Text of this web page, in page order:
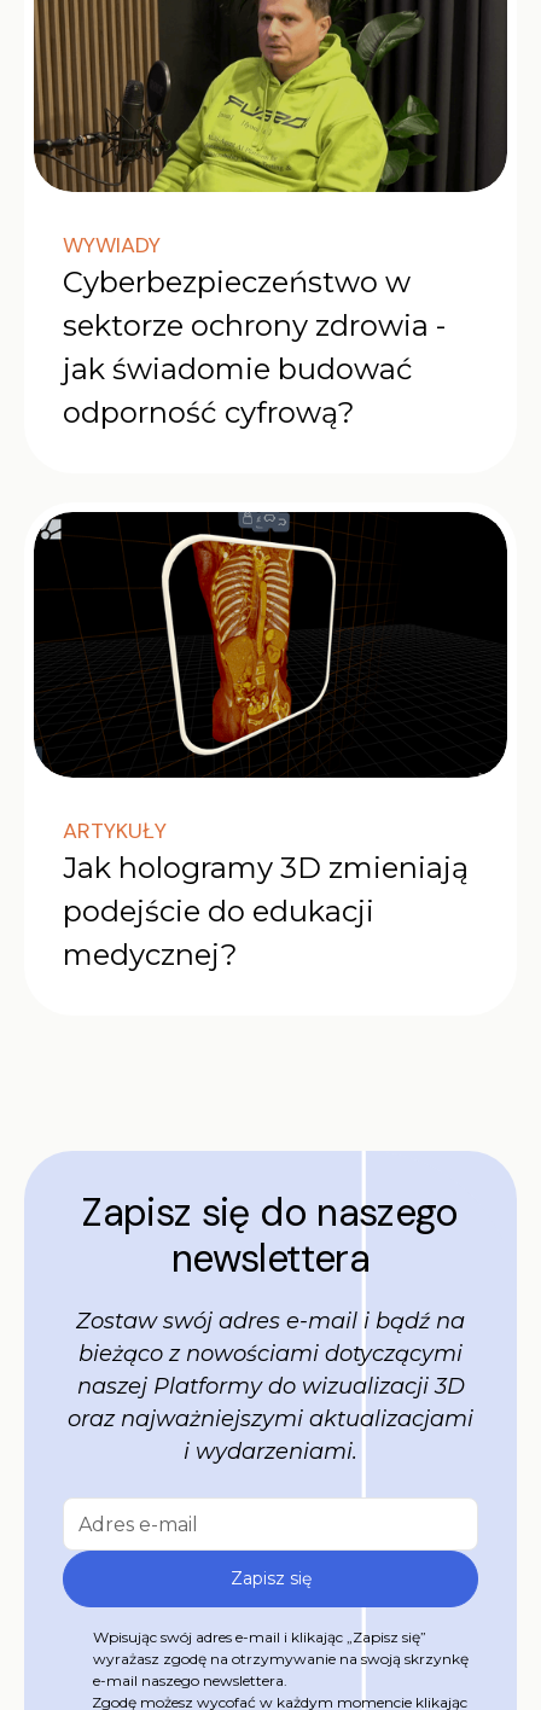
WYWIADY
Cyberbezpieczeństwo w
sektorze ochrony zdrowia -
jak świadomie budować
odporność cyfrową?
ARTYKUŁY
Jak hologramy 3D zmieniają
podejście do edukacji
medycznej?
Zapisz się do naszego
newslettera
Zostaw swój adres e-mail i bądź na
bieżąco z nowościami dotyczącymi
naszej Platformy do wizualizacji 3D
oraz najważniejszymi aktualizacjami
i wydarzeniami.
Wpisując swój adres e-mail i klikając „Zapisz się”
wyrażasz zgodę na otrzymywanie na swoją skrzynkę
e-mail naszego newslettera.
Zgodę możesz wycofać w każdym momencie klikając